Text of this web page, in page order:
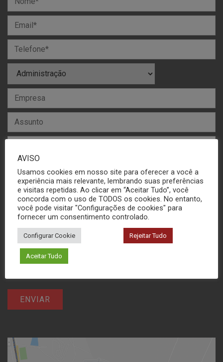
AVISO
Usamos cookies em nosso site para oferecer a você a
experiência mais relevante, lembrando suas preferências
e visitas repetidas. Ao clicar em “Aceitar Tudo”, você
concorda com o uso de TODOS os cookies. No entanto,
você pode visitar "Configurações de cookies" para
fornecer um consentimento controlado.
Configurar Cookie Rejeitar Tudo
Aceitar Tudo